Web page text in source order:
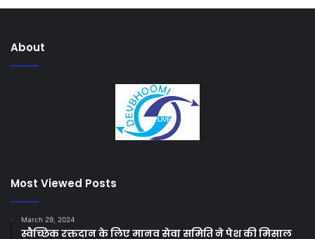
About
Most Viewed Posts
March 29, 2024
स्वैच्छिक रक्तदान के लिए मानव सेवा समिति ने पेश की मिसाल